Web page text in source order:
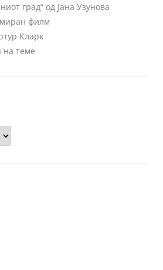
град“ од Јана Узунова
филм
Кларк
на теме